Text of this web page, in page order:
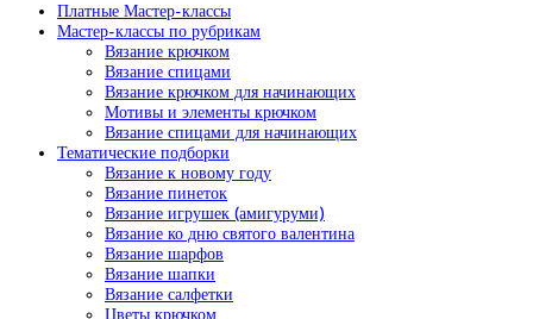
Платные Мастер-классы
Мастер-классы по рубрикам
Вязание крючком
Вязание спицами
Вязание крючком для начинающих
Мотивы и элементы крючком
Вязание спицами для начинающих
Тематические подборки
Вязание к новому году
Вязание пинеток
Вязание игрушек (амигуруми)
Вязание ко дню святого валентина
Вязание шарфов
Вязание шапки
Вязание салфетки
Цветы крючком